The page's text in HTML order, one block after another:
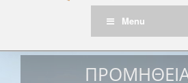
Menu
ΠΡΟΜΗΘΕΙΑ